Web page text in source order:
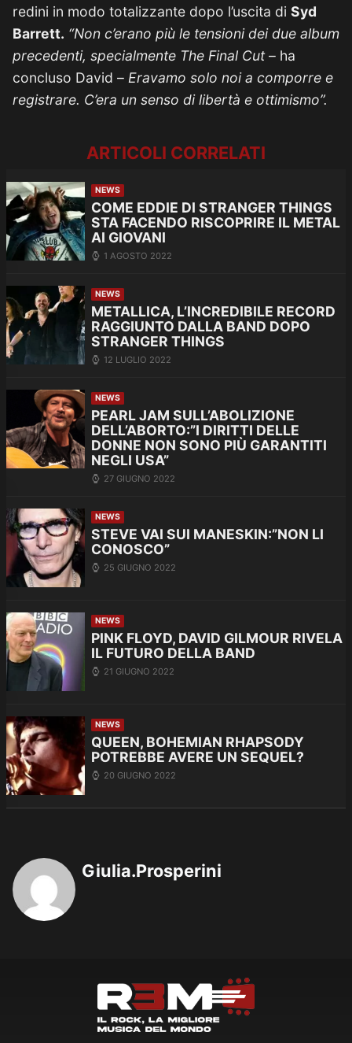
redini in modo totalizzante dopo l’uscita di Syd
Barrett. “Non c’erano più le tensioni dei due album
precedenti, specialmente The Final Cut– ha
concluso David – Eravamo solo noi a comporre e
registrare. C’era un senso di libertà e ottimismo”.
ARTICOLI CORRELATI
NEWS
COME EDDIE DI STRANGER THINGS
STA FACENDO RISCOPRIRE IL METAL
AI GIOVANI
1 AGOSTO 2022
NEWS
METALLICA, L’INCREDIBILE RECORD
RAGGIUNTO DALLA BAND DOPO
STRANGER THINGS
12 LUGLIO 2022
NEWS
PEARL JAM SULL’ABOLIZIONE
DELL’ABORTO:”I DIRITTI DELLE
DONNE NON SONO PIÙ GARANTITI
NEGLI USA”
27 GIUGNO 2022
NEWS
STEVE VAI SUI MANESKIN:”NON LI
CONOSCO”
25 GIUGNO 2022
NEWS
PINK FLOYD, DAVID GILMOUR RIVELA
IL FUTURO DELLA BAND
21 GIUGNO 2022
NEWS
QUEEN, BOHEMIAN RHAPSODY
POTREBBE AVERE UN SEQUEL?
20 GIUGNO 2022
Giulia.Prosperini